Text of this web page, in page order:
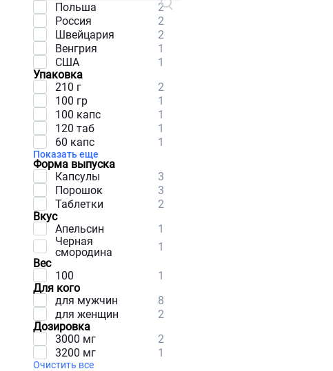
Польша
2
Россия
2
Швейцария
2
Венгрия
1
США
1
Упаковка
210 г
2
100 гр
1
100 капс
1
120 таб
1
60 капс
1
Показать еще
Форма выпуска
Капсулы
3
Порошок
3
Таблетки
2
Вкус
Апельсин
1
Черная
смородина
1
Вес
100
1
Для кого
для мужчин
8
для женщин
2
Дозировка
3000 мг
2
3200 мг
1
Очистить все